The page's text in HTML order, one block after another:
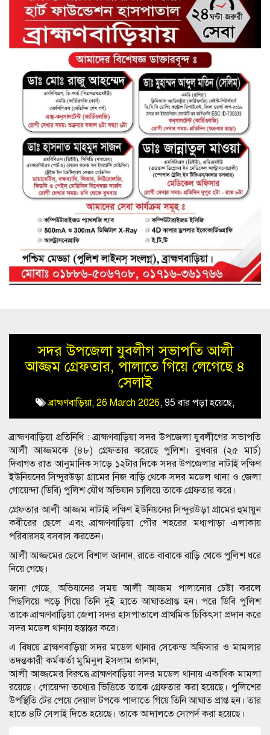
সদর উপজেলা যুবলীগ সভাপতি আলী
আজ্জম গ্রেফতার, পালাতে গিয়ে লেগেছে ৪
সেলাই
ব্রাহ্মণবাড়িয়া, 26 March 2026, 95 বার পড়া হয়েছে,
ব্রাহ্মণবাড়িয়া প্রতিনিধি : ব্রাহ্মণবাড়িয়া সদর উপজেলা যুবলীগের সভাপতি
আলী আজ্জমকে (৪৮) গ্রেফতার করেছে পুলিশ। বুধবার (২৫ মার্চ)
দিবাগত রাত আনুমানিক সাড়ে ১২টার দিকে সদর উপজেলার নাটাই দক্ষিণ
ইউনিয়নের সিন্দুরউড়া গ্রামের নিজ বাড়ি থেকে সদর মডেল থানা ও জেলা
গোয়েন্দা (ডিবি) পুলিশ যৌথ অভিযান চালিয়ে তাকে গ্রেফতার করে।
গ্রেফতার আলী আজ্জম নাটাই দক্ষিণ ইউনিয়নের সিন্দুরউড়া গ্রামের হুমায়ুন
কবীরের ছেলে এবং ব্রাহ্মণবাড়িয়া পৌর শহরের মধ্যপাড়া এলাকায়
পরিবারসহ বসবাস করতেন।
আলী আজ্জমের ছেলে বিশাল জানান, রাতে বাবাকে বাড়ি থেকে পুলিশ ধরে
নিয়ে গেছে।
জানা গেছে, অভিযানের সময় আলী আজ্জম পালানোর চেষ্টা করলে
পিছলিয়ে পড়ে গিয়ে তিনি দুই হাতে আঘাতপ্রাপ্ত হন। পরে ডিবি পুলিশ
তাকে ব্রাহ্মণবাড়িয়া জেলা সদর হাসপাতালে প্রাথমিক চিকিৎসা প্রদান করে
সদর মডেল থানায় হস্তান্তর করে।
এ বিষয়ে ব্রাহ্মণবাড়িয়া সদর মডেল থানার সেকেন্ড অফিসার ও মামলার
তদন্তকারী কর্মকর্তা মুমিনুল ইসলাম জানান,
আলী আজ্জমের বিরুদ্ধে ব্রাহ্মণবাড়িয়া সদর মডেল থানায় একাধিক মামলা
রয়েছে। গোয়েন্দা তথ্যের ভিত্তিতে তাকে গ্রেফতার করা হয়েছে। পুলিশের
উপস্থিতি টের পেয়ে দেয়াল টপকে পালাতে গিয়ে তিনি আঘাত প্রাপ্ত হন। তার
হাতে ৪টি সেলাই দিতে হয়েছে। তাকে আদালতে সোপর্দ করা হয়েছে।